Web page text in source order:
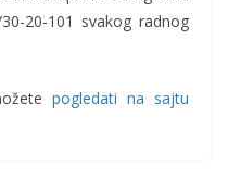
20-101 svakog radnog
pogledati na sajtu